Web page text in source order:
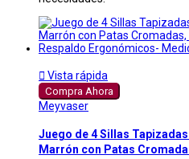
 Vista rápida
Compra Ahora
Meyvaser
Juego de 4 Sillas Tapizadas
Marrón con Patas